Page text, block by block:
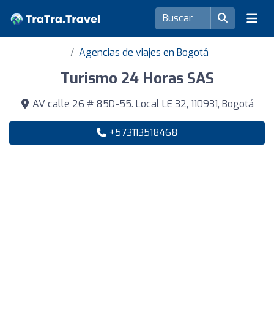
Agencias de viajes en Bogotá
Turismo 24 Horas SAS
AV calle 26 # 85D-55. Local LE 32, 110931, Bogotá
+573113518468